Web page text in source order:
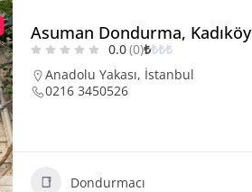
Asuman Dondurma, Kadıköy
0.0(0)₺₺₺₺
Anadolu Yakası, İstanbul
0216 3450526
Dondurmacı